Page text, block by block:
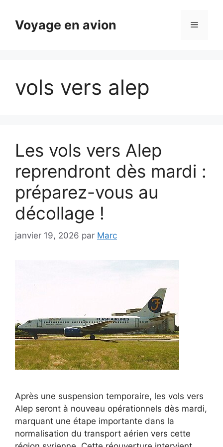
contenuVoyage en avion Menu
vols vers alep
Les vols vers Alep
reprendront dès mardi :
préparez-vous au
décollage !
janvier 19, 2026 par Marc
Après une suspension temporaire, les vols vers
Alep seront à nouveau opérationnels dès mardi,
marquant une étape importante dans la
normalisation du transport aérien vers cette